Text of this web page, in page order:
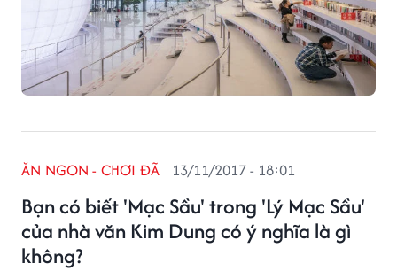
Bạn có biết 'Mạc Sầu' trong 'Lý Mạc Sầu'
của nhà văn Kim Dung có ý nghĩa là gì
không?
ĂN NGON - CHƠI ĐÃ 13/11/2017 - 18:01